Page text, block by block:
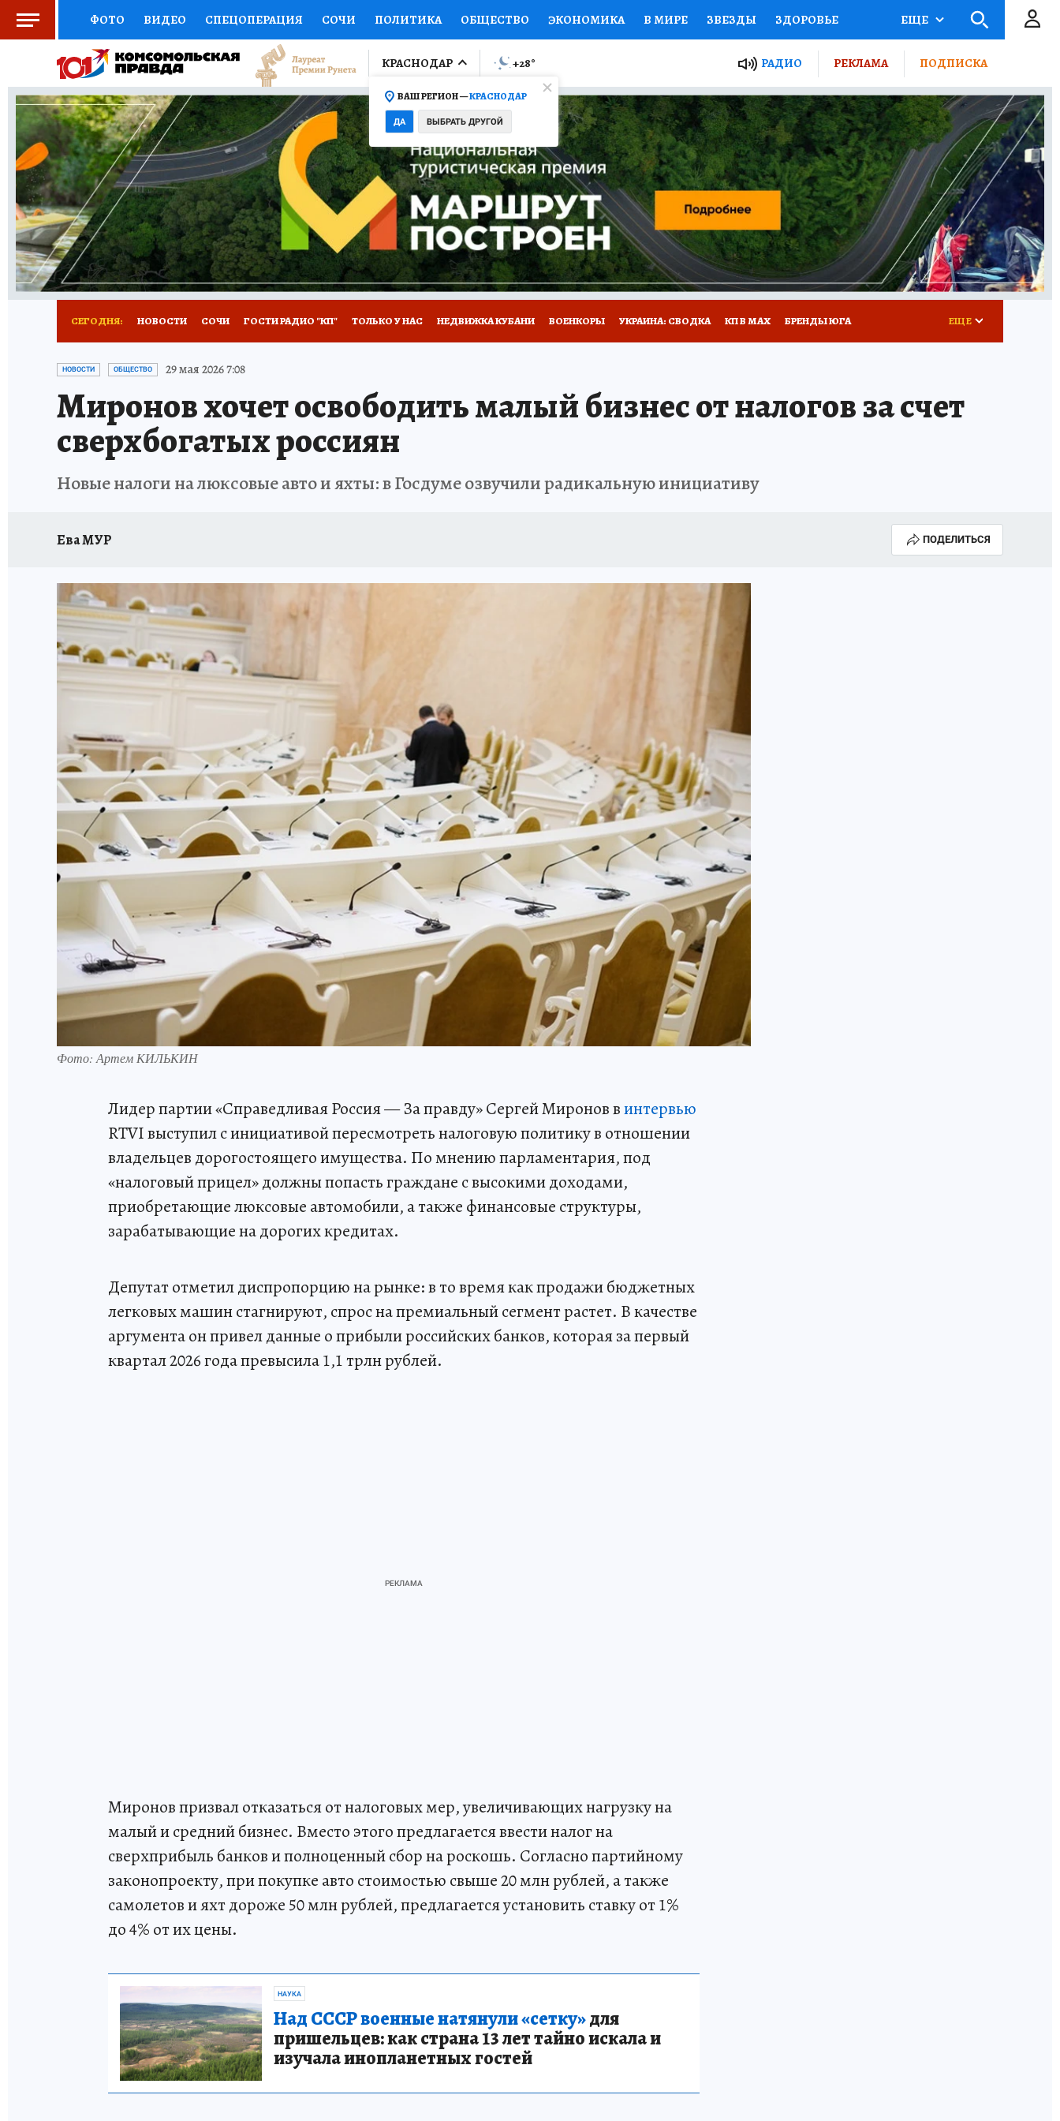
ФОТО ВИДЕО СПЕЦОПЕРАЦИЯ СОЧИ ПОЛИТИКА ОБЩЕСТВО ЭКОНОМИКА В МИРЕ ЗВЕЗДЫ ЗДОРОВЬЕ
СОЦПОДДЕРЖКА НАУКА СПОРТ КОЛУМНИСТЫ ПРОИСШЕСТВИЯ НАЦИОНАЛЬНЫЕ ПРОЕКТЫ РОССИИ
ВЫБОР ЭКСПЕРТОВ ДОКТОР ФИНАНСЫ ОТКРЫВАЕМ МИР Я ЗНАЮ СЕМЬЯ ЖЕНСКИЕ СЕКРЕТЫ ПУТЕВОДИТЕЛЬ
КНИЖНАЯ ПОЛКА ПРОГНОЗЫ НА СПОРТ ПРОМОКОДЫ СЕРИАЛЫ СПЕЦПРОЕКТЫ ДЕФИЦИТ ЖЕЛЕЗА ТУРИЗМ
ПРЕСС-ЦЕНТР НЕДВИЖИМОСТЬ ТЕЛЕВИЗОР КОЛЛЕКЦИИ КОНКУРСЫ РАБОТА У НАС ГИД ПОТРЕБИТЕЛЯ РЕКЛАМА
ВСЕ О КП РАДИО КП ТЕСТЫ НОВОЕ НА САЙТЕ
ЕЩЕ
КРАСНОДАР
ВАШ РЕГИОН —КРАСНОДАР
ДА ВЫБРАТЬ ДРУГОЙ
+28° РАДИО РЕКЛАМА ПОДПИСКА
СЕГОДНЯ: НОВОСТИ СОЧИ ГОСТИ РАДИО "КП" ТОЛЬКО У НАС НЕДВИЖКА КУБАНИ ВОЕНКОРЫ УКРАИНА: СВОДКА КП В МАХ БРЕНДЫ ЮГА
ОТДЫХ В РОССИИ ЗДОРОВЬЕ КУБАНИ
ЕЩЕ
НОВОСТИ ОБЩЕСТВО 29 мая 2026 7:08
Миронов хочет освободить малый бизнес от налогов за счет
сверхбогатых россиян
Новые налоги на люксовые авто и яхты: в Госдуме озвучили радикальную инициативу
Ева МУР ПОДЕЛИТЬСЯ
Фото: Артем КИЛЬКИН
Лидер партии «Справедливая Россия — За правду» Сергей Миронов винтервью
RTVI выступил с инициативой пересмотреть налоговую политику в отношении
владельцев дорогостоящего имущества. По мнению парламентария, под
«налоговый прицел» должны попасть граждане с высокими доходами,
приобретающие люксовые автомобили, а также финансовые структуры,
зарабатывающие на дорогих кредитах.
Депутат отметил диспропорцию на рынке: в то время как продажи бюджетных
легковых машин стагнируют, спрос на премиальный сегмент растет. В качестве
аргумента он привел данные о прибыли российских банков, которая за первый
квартал 2026 года превысила 1,1 трлн рублей.
Миронов призвал отказаться от налоговых мер, увеличивающих нагрузку на
малый и средний бизнес. Вместо этого предлагается ввести налог на
сверхприбыль банков и полноценный сбор на роскошь. Согласно партийному
законопроекту, при покупке авто стоимостью свыше 20 млн рублей, а также
самолетов и яхт дороже 50 млн рублей, предлагается установить ставку от 1%
до 4% от их цены.
НАУКА
Над СССР военные натянули «сетку»для
пришельцев: как страна 13 лет тайно искала и
изучала инопланетных гостей